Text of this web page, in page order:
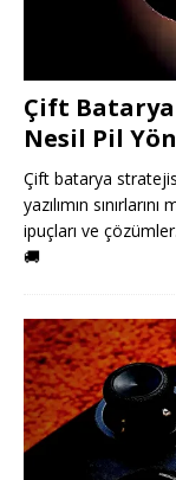
Çift Batarya
Nesil Pil
Çift batarya
yazılımın
ipuçları ve çözümler.
🚚